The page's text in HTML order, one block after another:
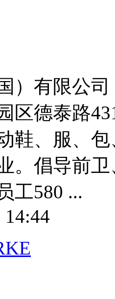
）有限公
区德泰路
鞋、服、
。倡导前
工580 ...
14:44